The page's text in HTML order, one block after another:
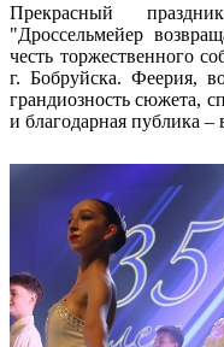
Прекрасный
"Дроссельмейер
честь торжественного
г. Бобруйска. Феерия,
грандиозность сюжета,
и благодарная публика –